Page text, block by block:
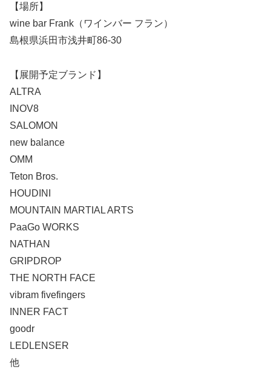
【場所】
wine bar Frank（ワインバー フラン）
島根県浜田市浅井町86-30
【展開予定ブランド】
ALTRA
INOV8
SALOMON
new balance
OMM
Teton Bros.
HOUDINI
MOUNTAIN MARTIAL ARTS
PaaGo WORKS
NATHAN
GRIPDROP
THE NORTH FACE
vibram fivefingers
INNER FACT
goodr
LEDLENSER
他